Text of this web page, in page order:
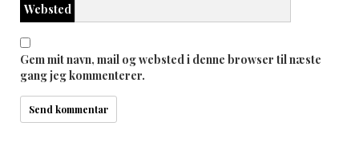
Websted
Gem mit navn, mail og websted i denne browser til næste
gang jeg kommenterer.